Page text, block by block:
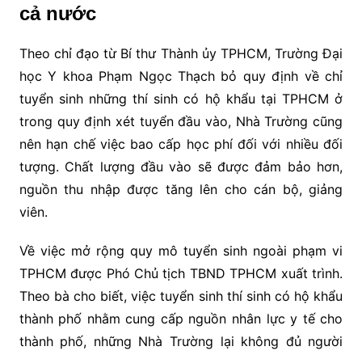
cả nước
Theo chỉ đạo từ Bí thư Thành ủy TPHCM, Trường Đại
học Y khoa Phạm Ngọc Thạch bỏ quy định về chỉ
tuyển sinh những thí sinh có hộ khẩu tại TPHCM ở
trong quy định xét tuyển đầu vào, Nhà Trường cũng
nên hạn chế việc bao cấp học phí đối với nhiều đối
tượng. Chất lượng đầu vào sẽ được đảm bảo hơn,
nguồn thu nhập được tăng lên cho cán bộ, giảng
viên.
Về việc mở rộng quy mô tuyển sinh ngoài phạm vi
TPHCM được Phó Chủ tịch TBND TPHCM xuất trình.
Theo bà cho biết, việc tuyển sinh thí sinh có hộ khẩu
thành phố nhằm cung cấp nguồn nhân lực y tế cho
thành phố, những Nhà Trường lại không đủ người